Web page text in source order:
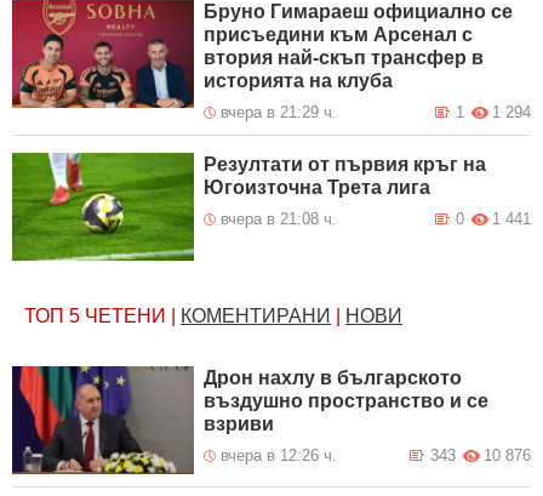
Бруно Гимараеш официално се
присъедини към Арсенал с
втория най-скъп трансфер в
историята на клуба
вчера в 21:29 ч. 1 294
1
Резултати от първия кръг на
Югоизточна Трета лига
вчера в 21:08 ч. 1 441
0
ТОП 5 ЧЕТЕНИ КОМЕНТИРАНИ НОВИ
Дрон нахлу в българското
въздушно пространство и се
взриви
вчера в 12:26 ч. 10 876
343